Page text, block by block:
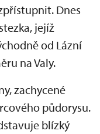
Dnes
jejíž
od Lázní
na Valy.
zachycené
půdorysu.
blízký